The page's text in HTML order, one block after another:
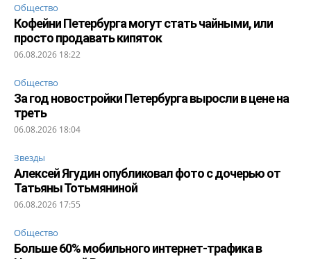
Общество
Кофейни Петербурга могут стать чайными, или
просто продавать кипяток
06.08.2026 18:22
Общество
За год новостройки Петербурга выросли в цене на
треть
06.08.2026 18:04
Звезды
Алексей Ягудин опубликовал фото с дочерью от
Татьяны Тотьмяниной
06.08.2026 17:55
Общество
Больше 60% мобильного интернет-трафика в